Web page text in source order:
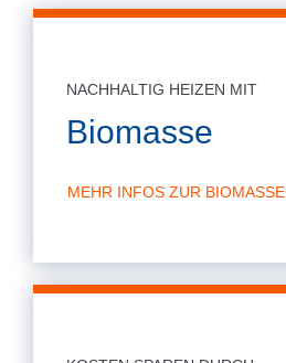
NACHHALTIG HEIZEN MIT
Biomasse
MEHR INFOS ZUR BIOMASSE